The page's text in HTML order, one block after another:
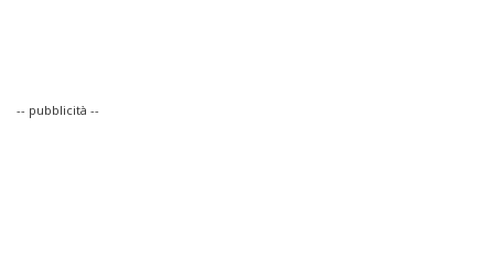
-- pubblicità --